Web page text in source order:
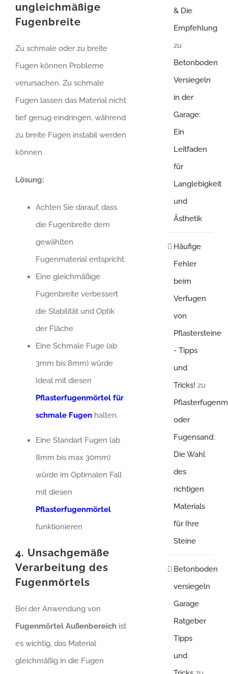
ungleichmäßige
Fugenbreite
Zu schmale oder zu breite
Fugen können Probleme
verursachen. Zu schmale
Fugen lassen das Material nicht
tief genug eindringen, während
zu breite Fugen instabil werden
können.
Lösung:
Achten Sie darauf, dass
die Fugenbreite dem
gewählten
Fugenmaterial entspricht.
Eine gleichmäßige
Fugenbreite verbessert
die Stabilität und Optik
der Fläche
Eine Schmale Fuge (ab
3mm bis 8mm) würde
Ideal mit diesen
Pflasterfugenmörtel für
schmale Fugen halten.
Eine Standart Fugen (ab
8mm bis max 30mm)
würde im Optimalen Fall
mit diesen
Pflasterfugenmörtel
funktionieren
4. Unsachgemäße
Verarbeitung des
Fugenmörtels
Bei der Anwendung von
Fugenmörtel Außenbereich ist
es wichtig, das Material
gleichmäßig in die Fugen
& Die
Empfehlung
zu
Betonboden
Versiegeln
in der
Garage:
Ein
Leitfaden
für
Langlebigkeit
und
Ästhetik
Häufige
Fehler
beim
Verfugen
von
Pflastersteine
- Tipps
und
Tricks! zu
oder
Fugensand:
Die Wahl
des
richtigen
Materials
für Ihre
Steine
Betonboden
versiegeln
Garage
Ratgeber
Tipps
und